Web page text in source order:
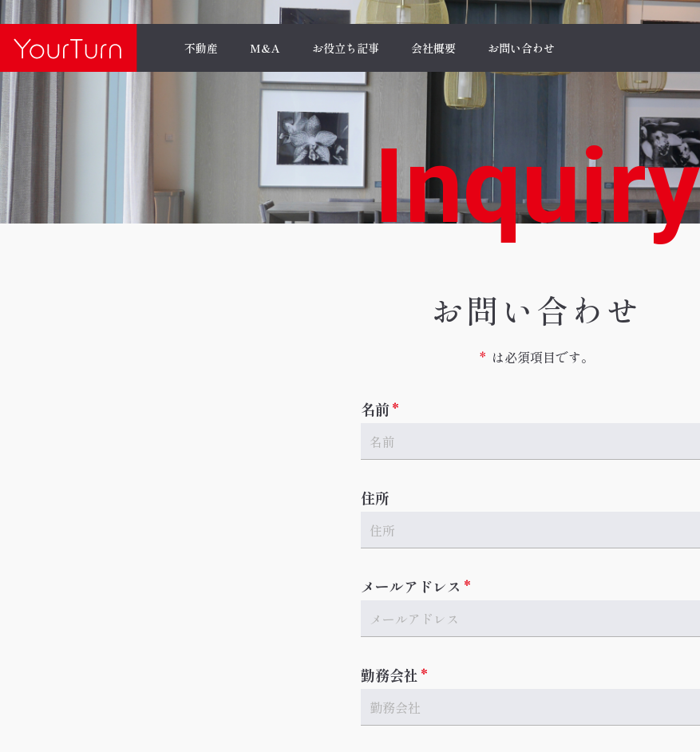
不動産 M&A お役立ち記事 会社概要 お問い合わせ
Inquiry
お問い合わせ
* は必須項目です。
名前
住所
メールアドレス
勤務会社